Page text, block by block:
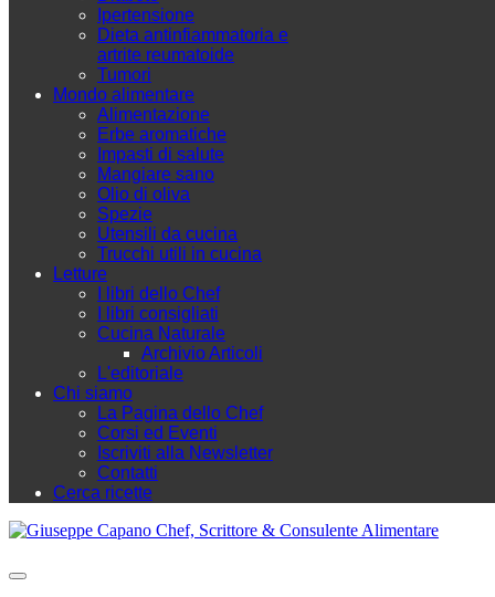
Ipertensione
Dieta antinfiammatoria e
artrite reumatoide
Tumori
Mondo alimentare
Alimentazione
Erbe aromatiche
Impasti di salute
Mangiare sano
Olio di oliva
Spezie
Utensili da cucina
Trucchi utili in cucina
Letture
I libri dello Chef
I libri consigliati
Cucina Naturale
Archivio Articoli
L'editoriale
Chi siamo
La Pagina dello Chef
Corsi ed Eventi
Iscriviti alla Newsletter
Contatti
Cerca ricette